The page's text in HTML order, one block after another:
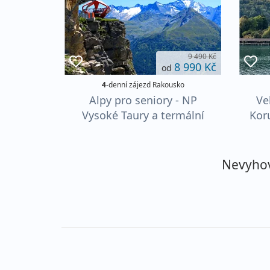
9 490 Kč
od 8 990 Kč
4-denní zájezd Rakousko
Alpy pro seniory - NP
Vysoké Taury a termální